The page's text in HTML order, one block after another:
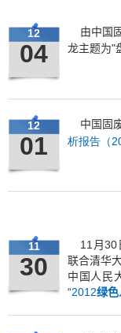
12
04
由中国
龙主题为"
12
01
中国固
析报告（
11
30
11月30
联合清华
中国人民
“2012绿色